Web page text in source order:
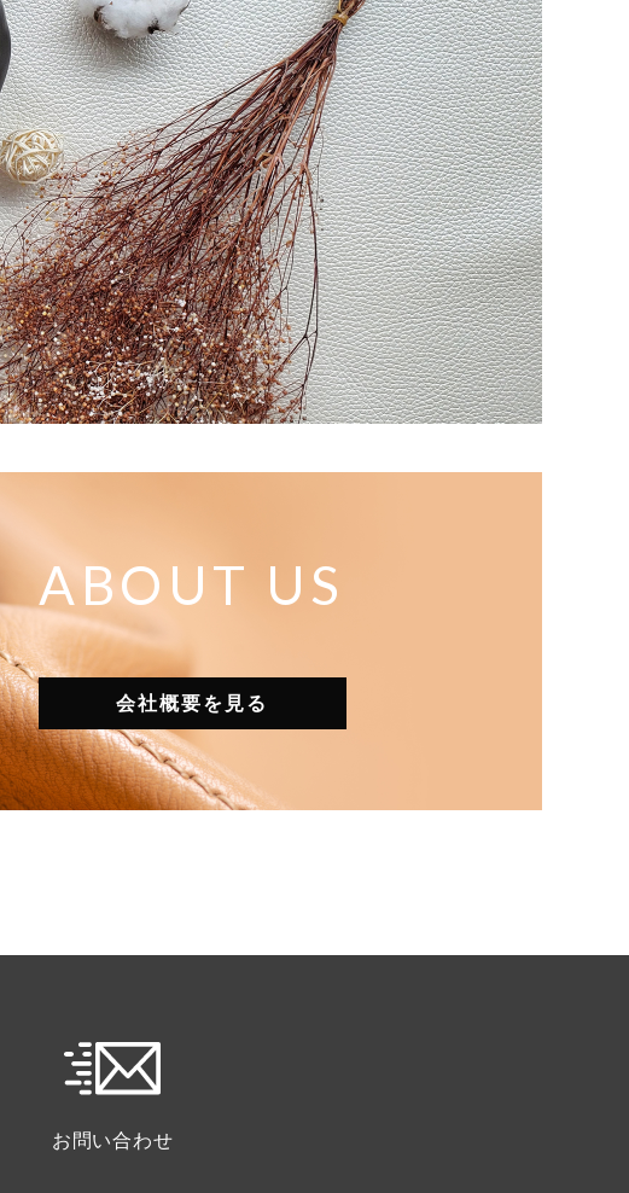
ABOUT US
会社概要を見る
お問い合わせ